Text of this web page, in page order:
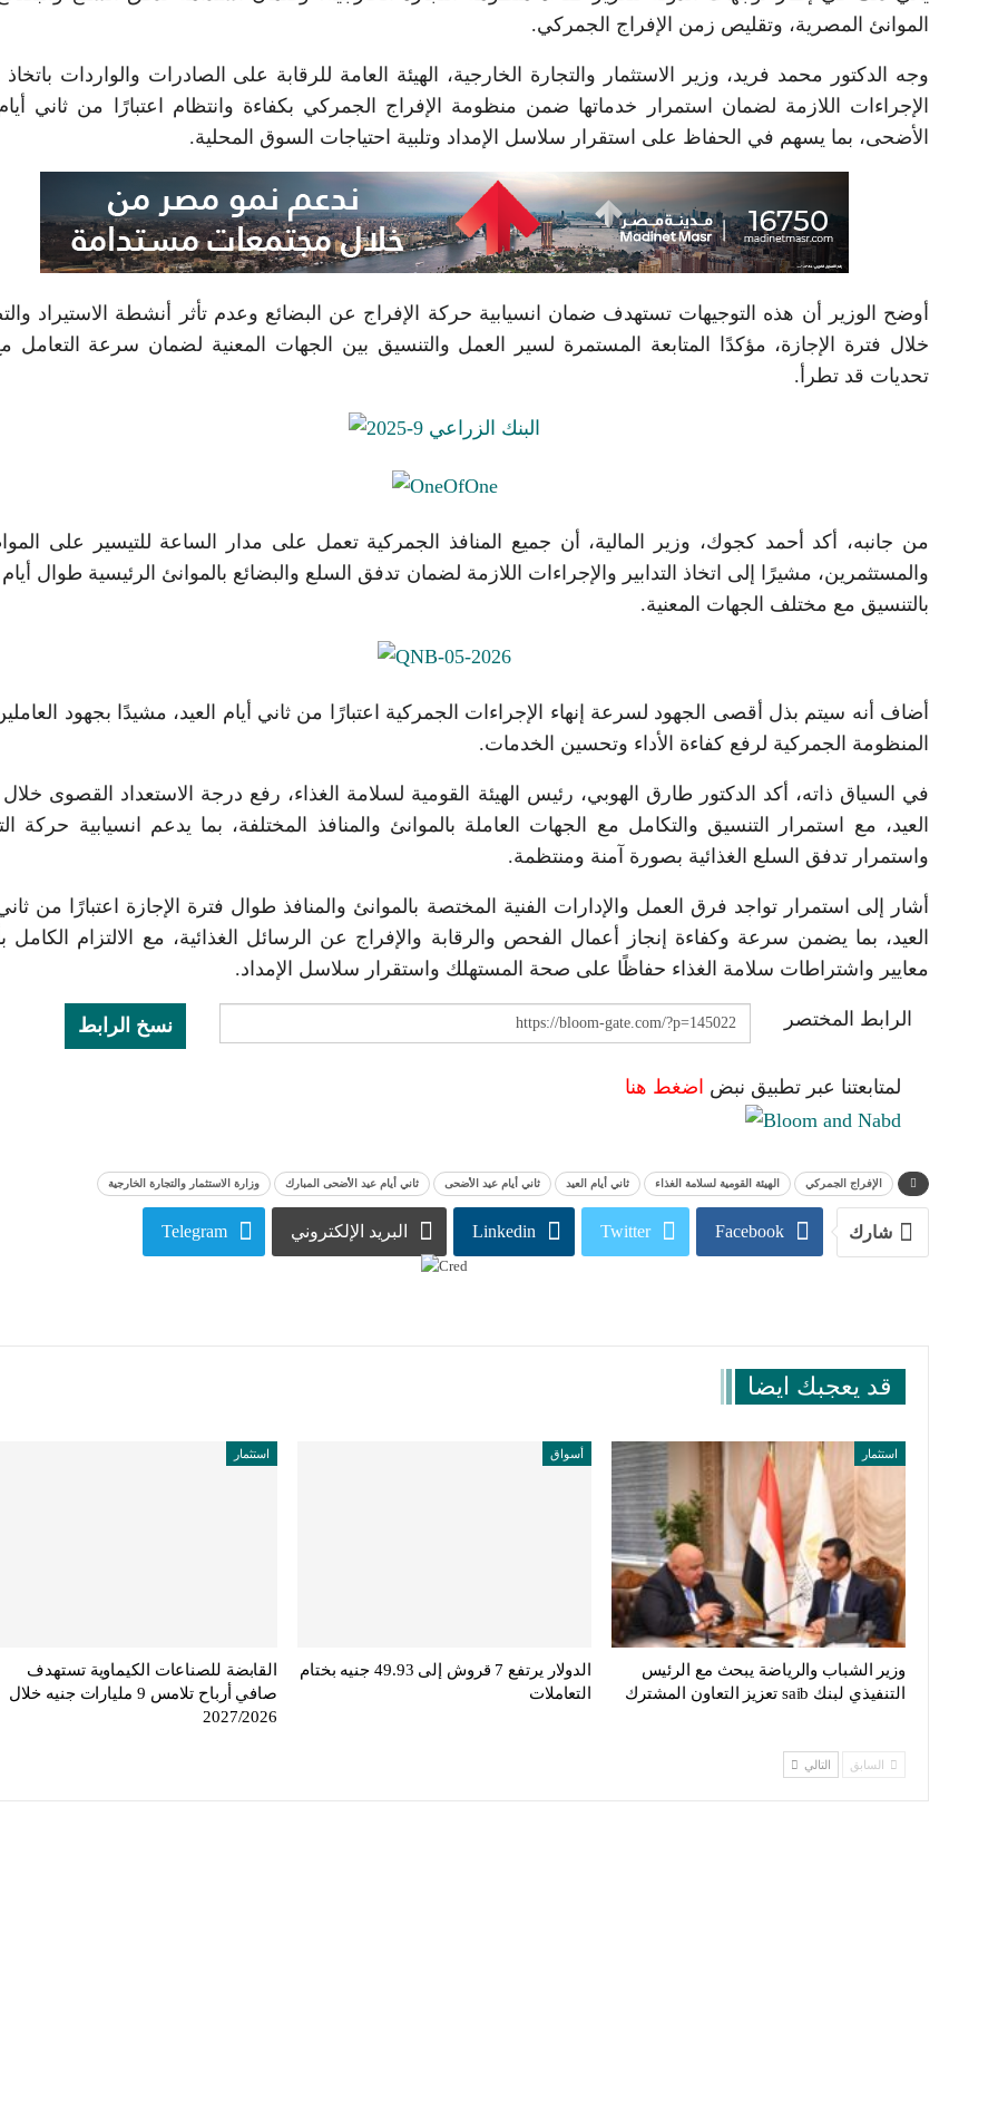
الموانئ المصرية، وتقليص زمن الإفراج الجمركي.
وجه الدكتور محمد فريد، وزير الاستثمار والتجارة الخارجية، الهيئة العامة للرقابة على الصادرات والواردات
الإجراءات اللازمة لضمان استمرار خدماتها ضمن منظومة الإفراج الجمركي بكفاءة وانتظام اعتبارًا من ثاني
الأضحى، بما يسهم في الحفاظ على استقرار سلاسل الإمداد وتلبية احتياجات السوق المحلية.
أوضح الوزير أن هذه التوجيهات تستهدف ضمان انسيابية حركة الإفراج عن البضائع وعدم تأثر أنشطة الاستيراد
خلال فترة الإجازة، مؤكدًا المتابعة المستمرة لسير العمل والتنسيق بين الجهات المعنية لضمان سرعة التعامل
تحديات قد تطرأ.
من جانبه، أكد أحمد كجوك، وزير المالية، أن جميع المنافذ الجمركية تعمل على مدار الساعة للتيسير على
والمستثمرين، مشيرًا إلى اتخاذ التدابير والإجراءات اللازمة لضمان تدفق السلع والبضائع بالموانئ الرئيسية طوال أيام
بالتنسيق مع مختلف الجهات المعنية.
أضاف أنه سيتم بذل أقصى الجهود لسرعة إنهاء الإجراءات الجمركية اعتبارًا من ثاني أيام العيد، مشيدًا بجهود
المنظومة الجمركية لرفع كفاءة الأداء وتحسين الخدمات.
في السياق ذاته، أكد الدكتور طارق الهوبي، رئيس الهيئة القومية لسلامة الغذاء، رفع درجة الاستعداد القصوى
العيد، مع استمرار التنسيق والتكامل مع الجهات العاملة بالموانئ والمنافذ المختلفة، بما يدعم انسيابية حركة
واستمرار تدفق السلع الغذائية بصورة آمنة ومنتظمة.
أشار إلى استمرار تواجد فرق العمل والإدارات الفنية المختصة بالموانئ والمنافذ طوال فترة الإجازة اعتبارًا من
العيد، بما يضمن سرعة وكفاءة إنجاز أعمال الفحص والرقابة والإفراج عن الرسائل الغذائية، مع الالتزام الكامل
معايير واشتراطات سلامة الغذاء حفاظًا على صحة المستهلك واستقرار سلاسل الإمداد.
الرابط المختصر نسخ الرابط
لمتابعتنا عبر تطبيق نبض اضغط هنا
الإفراج الجمركي الهيئة القومية لسلامة الغذاء ثاني أيام العيد ثاني أيام عيد الأضحى ثاني أيام عيد الأضحى المبارك وزارة الاستثمار والتجارة الخارجية
شارك Facebook
Twitter
Linkedin البريد الإلكتروني Telegram
قد يعجبك ايضا
استثمار
وزير الشباب والرياضة يبحث مع الرئيس
التنفيذي لبنك saib تعزيز التعاون المشترك
أسواق
الدولار يرتفع 7 قروش إلى 49.93 جنيه بختام
التعاملات
استثمار
القابضة للصناعات الكيماوية تستهدف
صافي أرباح تلامس 9 مليارات جنيه خلال
2027/2026
السابق التالي